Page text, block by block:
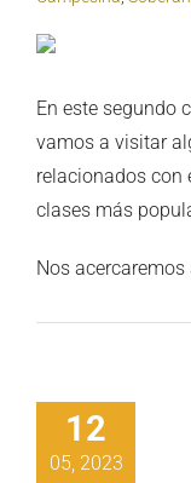
En este segundo
vamos a visitar
relacionados con
clases más
Nos
12
05, 2023